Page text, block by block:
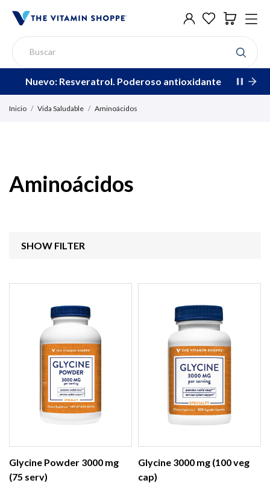
Nuevo: Resveratrol. Poderoso antioxidante
Inicio Vida Saludable Aminoácidos
Aminoácidos
SHOW FILTER
Glycine Powder 3000 mg
(75 serv)
Glycine 3000 mg (100 veg
cap)